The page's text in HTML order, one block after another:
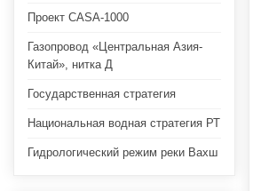
Проект CASA-1000
Газопровод «Центральная Азия-
Китай», нитка Д
Государственная стратегия
Национальная водная стратегия РТ
Гидрологический режим реки Вахш